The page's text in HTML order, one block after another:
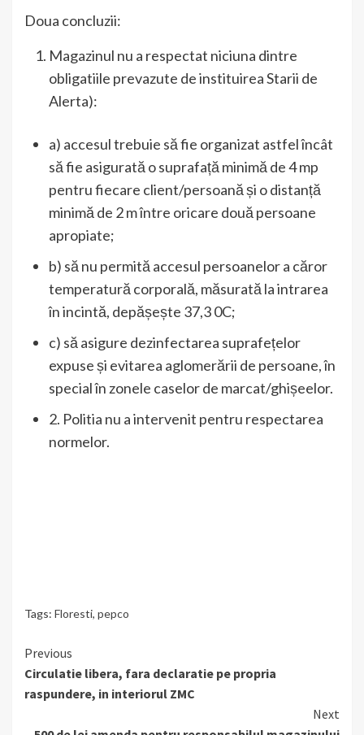
Doua concluzii:
Magazinul nu a respectat niciuna dintre
obligatiile prevazute de instituirea Starii de
Alerta):
a) accesul trebuie să fie organizat astfel încât
să fie asigurată o suprafață minimă de 4 mp
pentru fiecare client/persoană și o distanță
minimă de 2 m între oricare două persoane
apropiate;
b) să nu permită accesul persoanelor a căror
temperatură corporală, măsurată la intrarea
în incintă, depășește 37,3 0C;
c) să asigure dezinfectarea suprafețelor
expuse și evitarea aglomerării de persoane, în
special în zonele caselor de marcat/ghișeelor.
2. Politia nu a intervenit pentru respectarea
normelor.
Tags: Floresti, pepco
Continue
Reading
Previous
Circulatie libera, fara declaratie pe propria
raspundere, in interiorul ZMC
Next